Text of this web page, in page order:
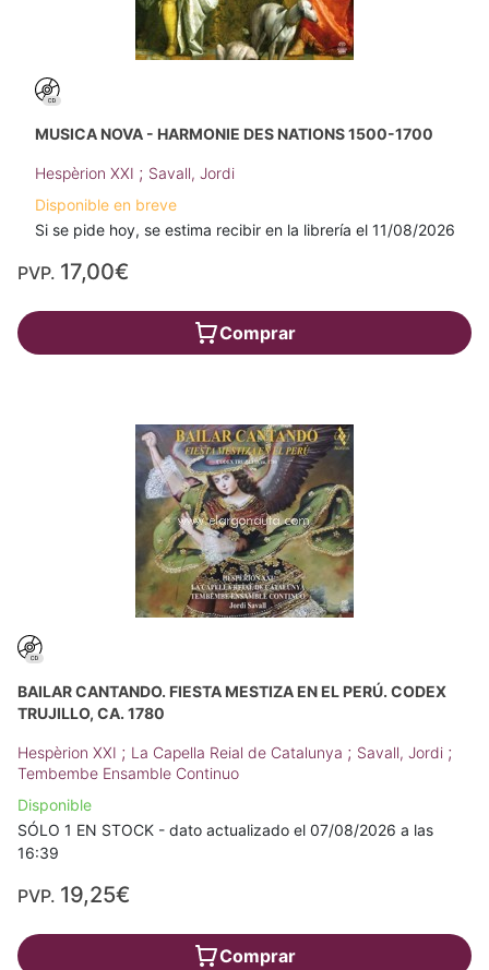
MUSICA NOVA - HARMONIE DES NATIONS 1500-1700
Hespèrion XXI ; Savall, Jordi
Disponible en breve
Si se pide hoy, se estima recibir en la librería el 11/08/2026
PVP. 17,00€
Comprar
BAILAR CANTANDO. FIESTA MESTIZA EN EL PERÚ. CODEX
TRUJILLO, CA. 1780
Hespèrion XXI ; La Capella Reial de Catalunya ; Savall, Jordi ;
Tembembe Ensamble Continuo
Disponible
SÓLO 1 EN STOCK - dato actualizado el 07/08/2026 a las
16:39
PVP. 19,25€
Comprar